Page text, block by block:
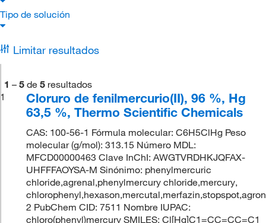
Tipo de solución
Limitar resultados
1 – 5 de 5 resultados
1
Cloruro de fenilmercurio(II), 96 %, Hg
63,5 %, Thermo Scientific Chemicals
CAS: 100-56-1 Fórmula molecular: C6H5ClHg Peso
molecular (g/mol): 313.15 Número MDL:
MFCD00000463 Clave InChI: AWGTVRDHKJQFAX-
UHFFFAOYSA-M Sinónimo: phenylmercuric
chloride,agrenal,phenylmercury chloride,mercury,
2 PubChem CID: 7511 Nombre IUPAC:
chloro(phenyl)mercury SMILES: Cl[Hg]C1=CC=CC=C1